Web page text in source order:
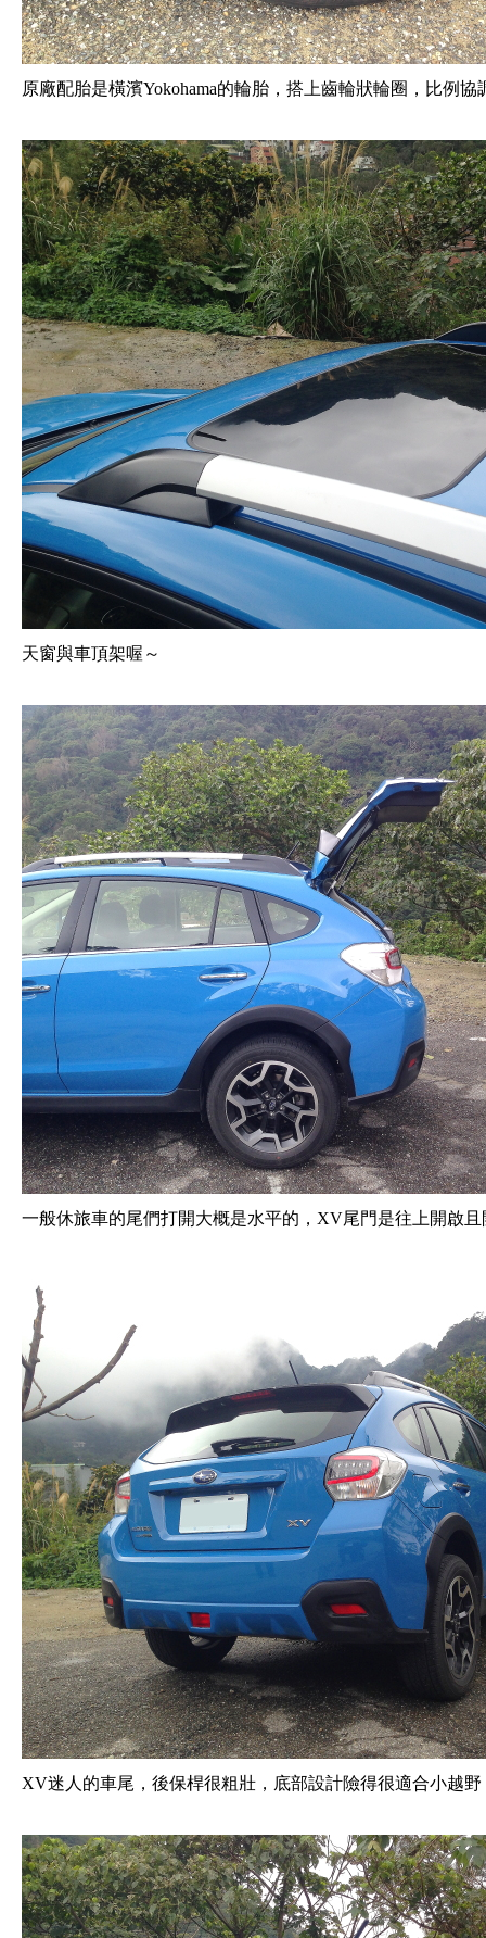
原廠配胎是橫濱Yokohama的輪胎，搭上齒輪狀輪圈，比例協
天窗與車頂架喔～
一般休旅車的尾們打開大概是水平的，XV尾門是往上開啟
XV迷人的車尾，後保桿很粗壯，底部設計險得很適合小越